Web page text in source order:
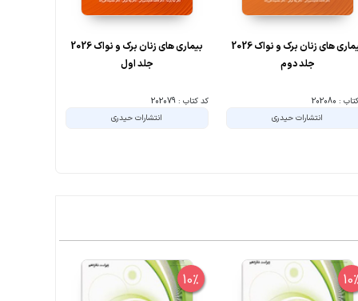
بیماری های زنان برک و نواک 2026
جلد دوم
: 202080
انتشارات حیدری
بیماری های زنان برک و نواک 2026
جلد اول
کد کتاب : 202079
انتشارات حیدری
10%
10%